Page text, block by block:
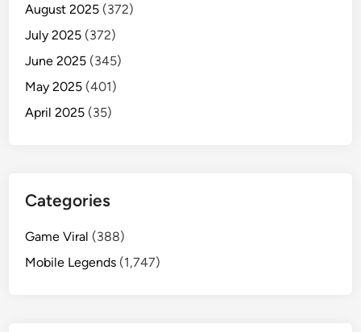
August 2025 (372)
July 2025 (372)
June 2025 (345)
May 2025 (401)
April 2025 (35)
Categories
Game Viral (388)
Mobile Legends (1,747)